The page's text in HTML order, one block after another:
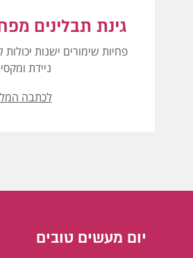
גינת תבלינים
פחיות שימורים ישנות
ניידת
לכתבה
יום מעשים טובים